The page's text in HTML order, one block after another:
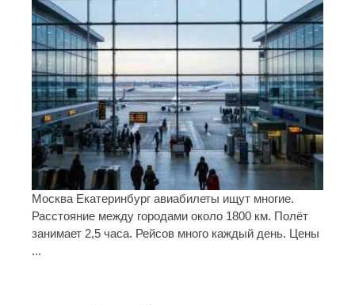
Москва Екатеринбург авиабилеты ищут многие.
Расстояние между городами около 1800 км. Полёт
занимает 2,5 часа. Рейсов много каждый день. Цены
...